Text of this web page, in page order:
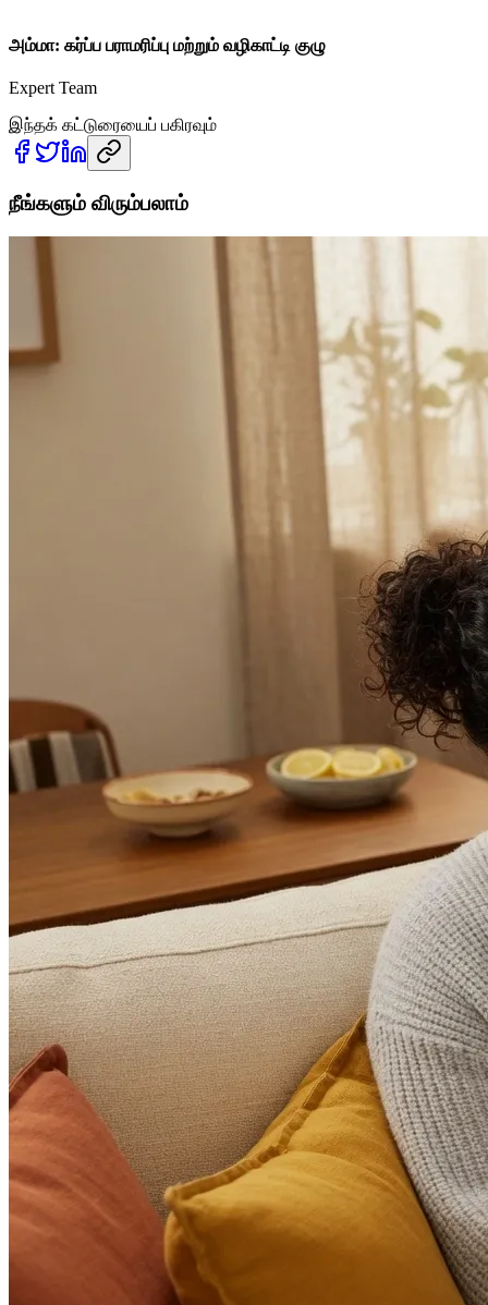
அம்மா: கர்ப்ப பராமரிப்பு மற்றும் வழிகாட்டி குழு
Expert Team
இந்தக் கட்டுரையைப் பகிரவும்
நீங்களும் விரும்பலாம்